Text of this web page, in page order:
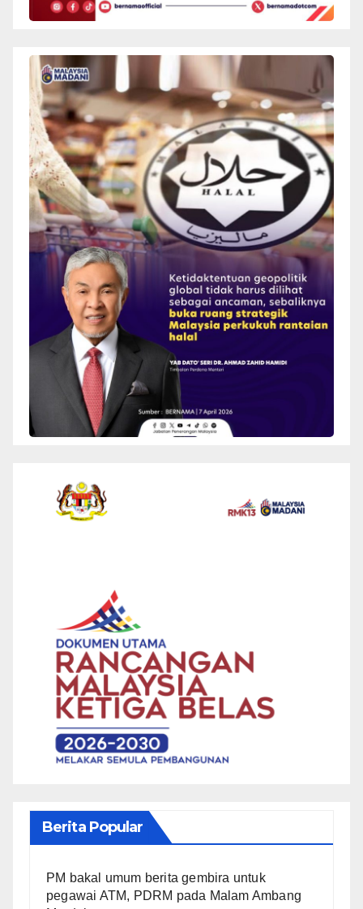
Berita Popular
PM bakal umum berita gembira untuk
pegawai ATM, PDRM pada Malam Ambang